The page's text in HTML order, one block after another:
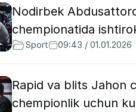
Nodirbek
chempionatida
Sport 09:43 / 01.01.2026
Rapid va blits Jahon
chempionlik uchun